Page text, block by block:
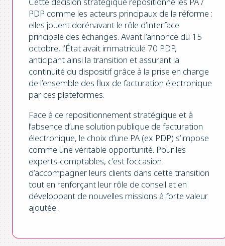
PDP comme les acteurs principaux de la réforme :
elles jouent dorénavant le rôle d’interface
principale des échanges. Avant l’annonce du 15
octobre, l’État avait immatriculé 70 PDP,
anticipant ainsi la transition et assurant la
continuité du dispositif grâce à la prise en charge
de l’ensemble des flux de facturation électronique
par ces plateformes.
Face à ce repositionnement stratégique et à
l’absence d’une solution publique de facturation
électronique, le choix d’une PA (ex PDP) s’impose
comme une véritable opportunité. Pour les
experts-comptables, c’est l’occasion
d’accompagner leurs clients dans cette transition
tout en renforçant leur rôle de conseil et en
développant de nouvelles missions à forte valeur
ajoutée.